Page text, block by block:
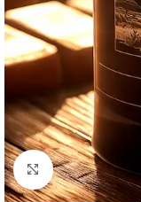
Click to enlarge